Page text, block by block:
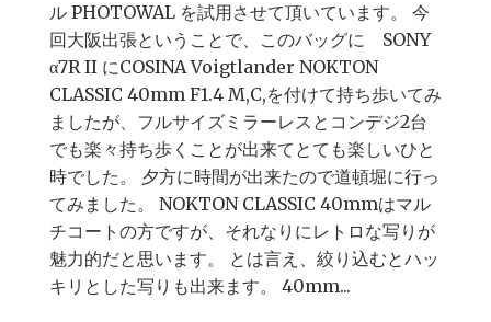
ル PHOTOWAL を試用させて頂いています。 今
回大阪出張ということで、このバッグに SONY
α7R II にCOSINA Voigtlander NOKTON
CLASSIC 40mm F1.4 M,C,を付けて持ち歩いてみ
ましたが、フルサイズミラーレスとコンデジ2台
でも楽々持ち歩くことが出来てとても楽しいひと
時でした。 夕方に時間が出来たので道頓堀に行っ
てみました。 NOKTON CLASSIC 40mmはマル
チコートの方ですが、それなりにレトロな写りが
魅力的だと思います。 とは言え、絞り込むとハッ
キリとした写りも出来ます。 40mm...